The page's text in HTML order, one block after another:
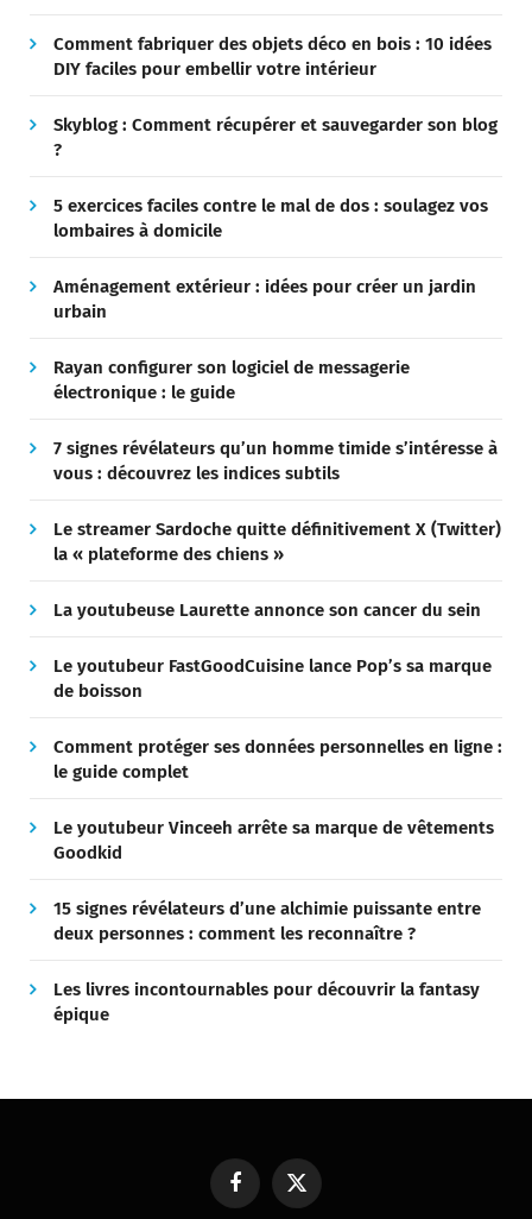
Comment fabriquer des objets déco en bois : 10 idées
DIY faciles pour embellir votre intérieur
Skyblog : Comment récupérer et sauvegarder son blog
?
5 exercices faciles contre le mal de dos : soulagez vos
lombaires à domicile
Aménagement extérieur : idées pour créer un jardin
urbain
Rayan configurer son logiciel de messagerie
électronique : le guide
7 signes révélateurs qu’un homme timide s’intéresse à
vous : découvrez les indices subtils
Le streamer Sardoche quitte définitivement X (Twitter)
la « plateforme des chiens »
La youtubeuse Laurette annonce son cancer du sein
Le youtubeur FastGoodCuisine lance Pop’s sa marque
de boisson
Comment protéger ses données personnelles en ligne :
le guide complet
Le youtubeur Vinceeh arrête sa marque de vêtements
Goodkid
15 signes révélateurs d’une alchimie puissante entre
deux personnes : comment les reconnaître ?
Les livres incontournables pour découvrir la fantasy
épique
FacebookX